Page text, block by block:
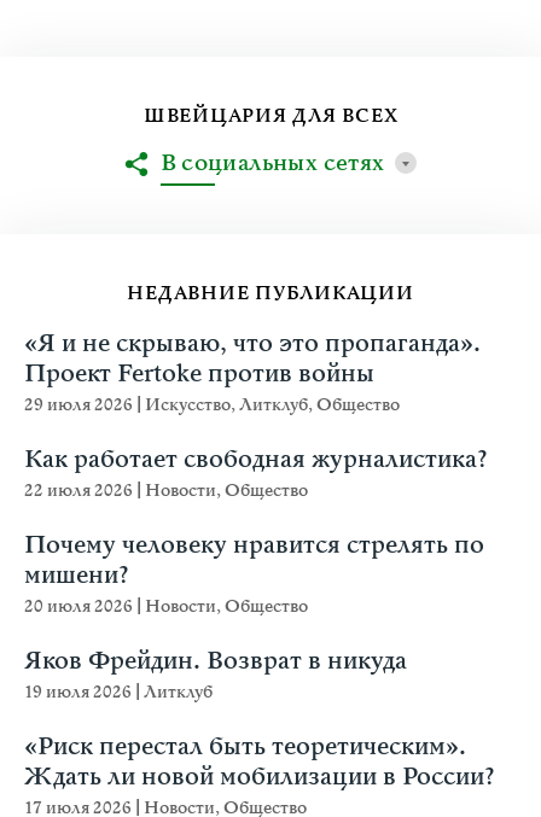
НЕДАВНИЕ ПУБЛИКАЦИИ
«Я и не скрываю, что это пропаганда».
Проект Fertoke против войны
29 июля 2026 Искусство,Литклуб,Общество
Как работает свободная журналистика?
22 июля 2026 Новости,Общество
Почему человеку нравится стрелять по
мишени?
20 июля 2026 Новости,Общество
Яков Фрейдин. Возврат в никуда
19 июля 2026 Литклуб
«Риск перестал быть теоретическим».
Ждать ли новой мобилизации в России?
17 июля 2026 Новости,Общество
ШВЕЙЦАРИЯ ДЛЯ ВСЕХ
В социальных сетях